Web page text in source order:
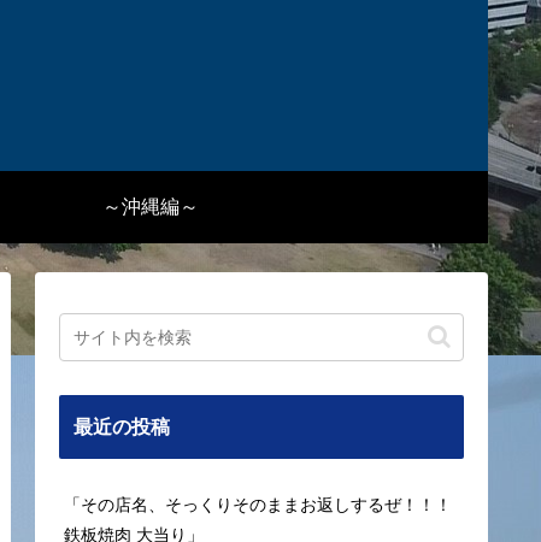
～沖縄編～
最近の投稿
「その店名、そっくりそのままお返しするぜ！！！
鉄板焼肉 大当り」